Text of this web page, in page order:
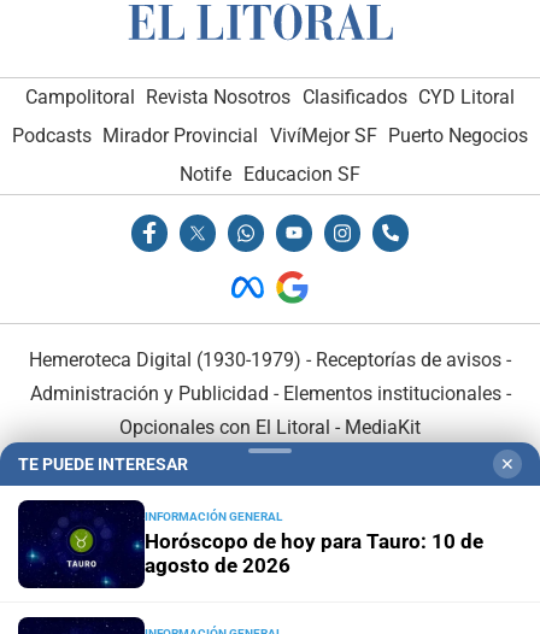
Campolitoral Revista Nosotros Clasificados CYD Litoral
Podcasts Mirador Provincial VivíMejor SF Puerto Negocios
Notife Educacion SF
Hemeroteca Digital (1930-1979) - Receptorías de avisos -
Administración y Publicidad - Elementos institucionales-
Opcionales con El Litoral - MediaKit
TE PUEDE INTERESAR ✕
INFORMACIÓN GENERAL
Horóscopo de hoy para Tauro: 10 de
agosto de 2026